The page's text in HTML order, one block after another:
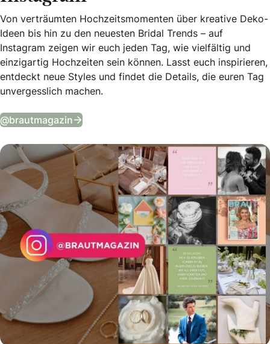
Von verträumten Hochzeitsmomenten über kreative Deko-
Ideen bis hin zu den neuesten Bridal Trends – auf
Instagram zeigen wir euch jeden Tag, wie vielfältig und
einzigartig Hochzeiten sein können. Lasst euch inspirieren,
entdeckt neue Styles und findet die Details, die euren Tag
unvergesslich machen.
@brautmagazin Tägliche Wedding Vibes auf Instagram